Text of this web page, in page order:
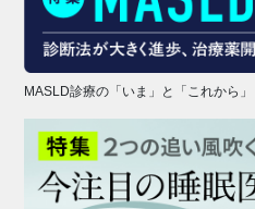
MASLD診療の「いま」と「これから」